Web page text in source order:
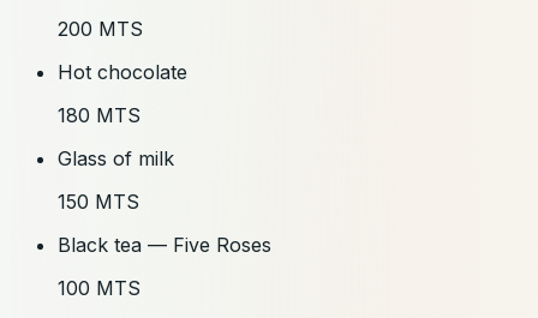
200 MTS
Hot chocolate
180 MTS
Glass of milk
150 MTS
Black tea — Five Roses
100 MTS